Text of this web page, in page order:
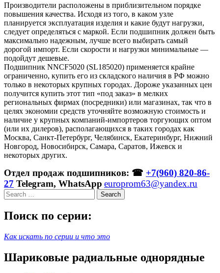
Производители расположены в приблизительном порядке
повышения качества. Исходя из того, в каком узле
планируется эксплуатация изделия и какие будут нагрузки,
следует определяться с маркой. Если подшипник должен быть
максимально надежным, лучше всего выбирать самый
дорогой импорт. Если скорости и нагрузки минимальные —
подойдут дешевые.
Подшипник NNCF5020 (SL185020) применяется крайне
ограниченно, купить его из складского наличия в РФ можно
только в некоторых крупных городах. Дороже указанных цен
получится купить этот тип «под заказ» в мелких
региональных фирмах (посредники) или магазинах, так что в
целях экономии средств уточняйте возможную стоимость и
наличие у крупных компаний-импортеров торгующих оптом
(или их дилеров), располагающихся в таких городах как
Москва, Санкт-Петербург, Челябинск, Екатеринбург, Нижний
Новгород, Новосибирск, Самара, Саратов, Ижевск и
некоторых других.
Отдел продаж подшипников: ☎ +7(960) 820-86-
27 Telegram, WhatsApp europrom63@yandex.ru
Search
Поиск по серии:
Как искать по серии и что это
Шариковые радиальные однорядные